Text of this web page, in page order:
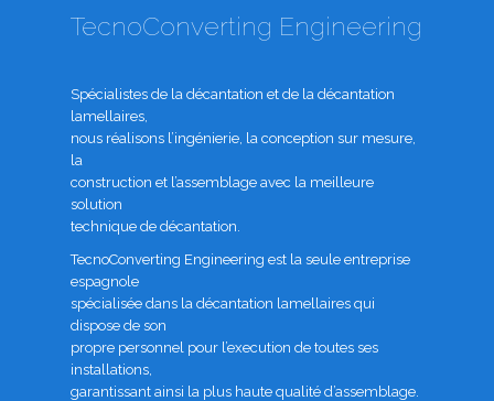
TecnoConverting Engineering
Spécialistes de la décantation et de la décantation
lamellaires,
nous réalisons l’ingénierie, la conception sur mesure,
la
construction et l’assemblage avec la meilleure
solution
technique de décantation.
TecnoConverting Engineering est la seule entreprise
espagnole
spécialisée dans la décantation lamellaires qui
dispose de son
propre personnel pour l’execution de toutes ses
installations,
garantissant ainsi la plus haute qualité d’assemblage.